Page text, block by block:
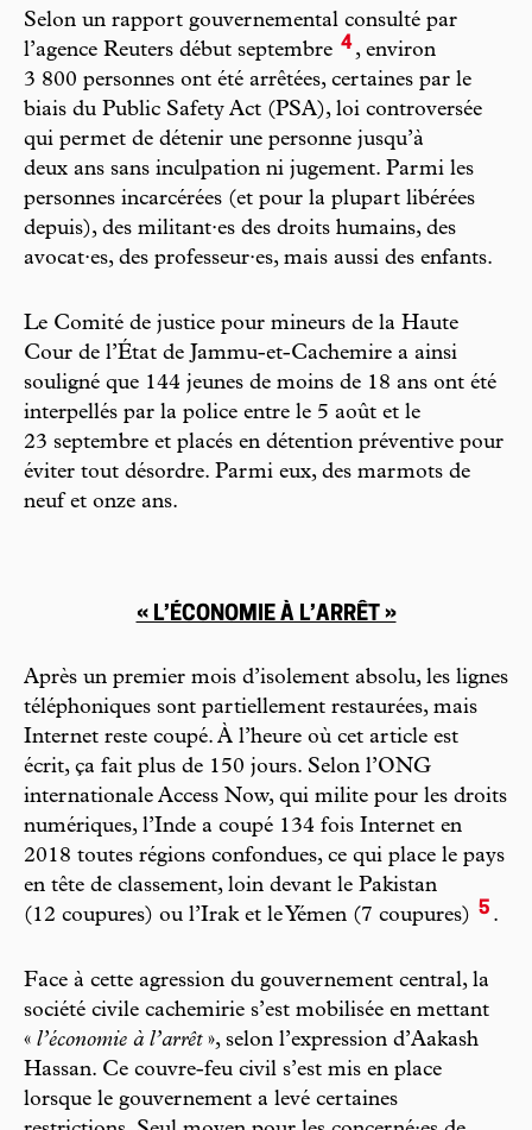
Selon un rapport gouvernemental consulté par
l’agence Reuters début septembre 4, environ
3 800 personnes ont été arrêtées, certaines par le
biais du Public Safety Act (PSA), loi controversée
qui permet de détenir une personne jusqu’à
deux ans sans inculpation ni jugement. Parmi les
personnes incarcérées (et pour la plupart libérées
depuis), des militant·es des droits humains, des
avocat·es, des professeur·es, mais aussi des enfants.
Le Comité de justice pour mineurs de la Haute
Cour de l’État de Jammu-et-Cachemire a ainsi
souligné que 144 jeunes de moins de 18 ans ont été
interpellés par la police entre le 5 août et le
23 septembre et placés en détention préventive pour
éviter tout désordre. Parmi eux, des marmots de
neuf et onze ans.
« L’ÉCONOMIE À L’ARRÊT »
Après un premier mois d’isolement absolu, les lignes
téléphoniques sont partiellement restaurées, mais
Internet reste coupé. À l’heure où cet article est
écrit, ça fait plus de 150 jours. Selon l’ONG
internationale Access Now, qui milite pour les droits
numériques, l’Inde a coupé 134 fois Internet en
2018 toutes régions confondues, ce qui place le pays
en tête de classement, loin devant le Pakistan
(12 coupures) ou l’Irak et le Yémen (7 coupures) 5 .
Face à cette agression du gouvernement central, la
société civile cachemirie s’est mobilisée en mettant
« l’économie à l’arrêt», selon l’expression d’Aakash
Hassan. Ce couvre-feu civil s’est mis en place
lorsque le gouvernement a levé certaines